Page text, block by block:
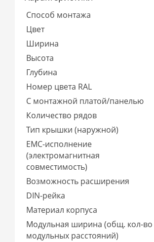
Способ монтажа
Цвет
Ширина
Высота
Глубина
Номер цвета RAL
С монтажной платой/панелью
Количество рядов
Тип крышки (наружной)
EMC-исполнение
(электромагнитная
совместимость)
Возможность расширения
DIN-рейка
Материал корпуса
Модульная ширина (общ. кол-во
модульных расстояний)